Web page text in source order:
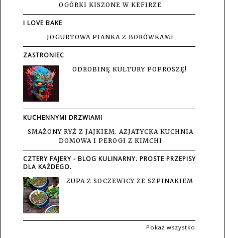
OGÓRKI KISZONE W KEFIRZE
I LOVE BAKE
JOGURTOWA PIANKA Z BORÓWKAMI
ZASTRONIEC
ODROBINĘ KULTURY POPROSZĘ!
KUCHENNYMI DRZWIAMI
SMAŻONY RYŻ Z JAJKIEM. AZJATYCKA KUCHNIA
DOMOWA I PEROGI Z KIMCHI
CZTERY FAJERY - BLOG KULINARNY. PROSTE PRZEPISY
DLA KAŻDEGO.
ZUPA Z SOCZEWICY ZE SZPINAKIEM
Pokaż wszystko